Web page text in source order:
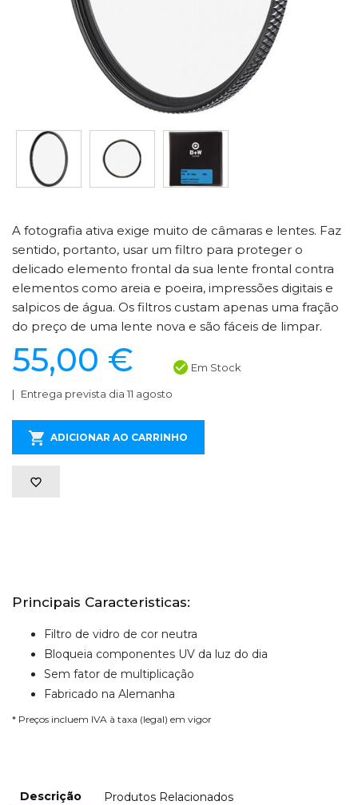
A fotografia ativa exige muito de câmaras e lentes. Faz
sentido, portanto, usar um filtro para proteger o
delicado elemento frontal da sua lente frontal contra
elementos como areia e poeira, impressões digitais e
salpicos de água. Os filtros custam apenas uma fração
do preço de uma lente nova e são fáceis de limpar.
55,00 € Em Stock
Entrega prevista dia 11 agosto
ADICIONAR AO CARRINHO
Principais Caracteristicas:
Filtro de vidro de cor neutra
Bloqueia componentes UV da luz do dia
Sem fator de multiplicação
Fabricado na Alemanha
* Preços incluem IVA à taxa (legal) em vigor
Descrição Produtos Relacionados